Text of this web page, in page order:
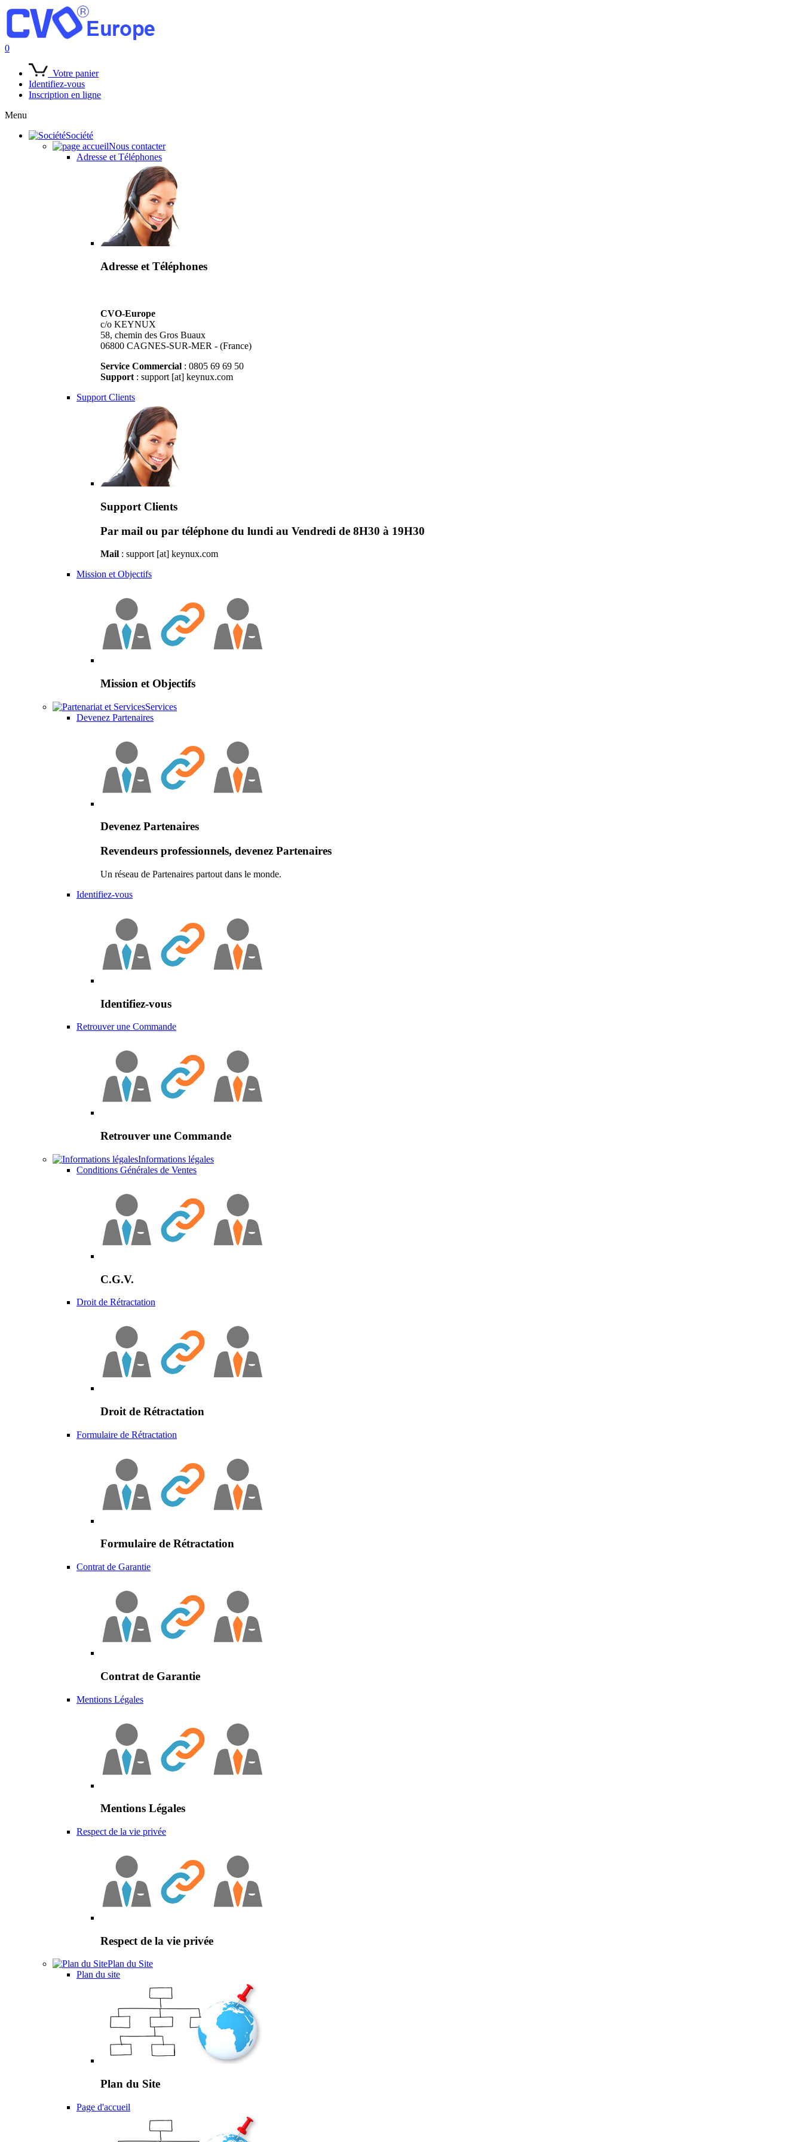
0
Votre panier
Identifiez-vous
Inscription en ligne
Menu
Société
Nous contacter
Adresse et Téléphones
Adresse et Téléphones
CVO-Europe
c/o KEYNUX
58, chemin des Gros Buaux
06800 CAGNES-SUR-MER - (France)
Service Commercial : 0805 69 69 50
Support : support [at] keynux.com
Support Clients
Support Clients
Par mail ou par téléphone du lundi au Vendredi de 8H30 à 19H30
Mail : support [at] keynux.com
Mission et Objectifs
Mission et Objectifs
Services
Devenez Partenaires
Devenez Partenaires
Revendeurs professionnels, devenez Partenaires
Un réseau de Partenaires partout dans le monde.
Identifiez-vous
Identifiez-vous
Retrouver une Commande
Retrouver une Commande
Informations légales
Conditions Générales de Ventes
C.G.V.
Droit de Rétractation
Droit de Rétractation
Formulaire de Rétractation
Formulaire de Rétractation
Contrat de Garantie
Contrat de Garantie
Mentions Légales
Mentions Légales
Respect de la vie privée
Respect de la vie privée
Plan du Site
Plan du site
Plan du Site
Page d'accueil